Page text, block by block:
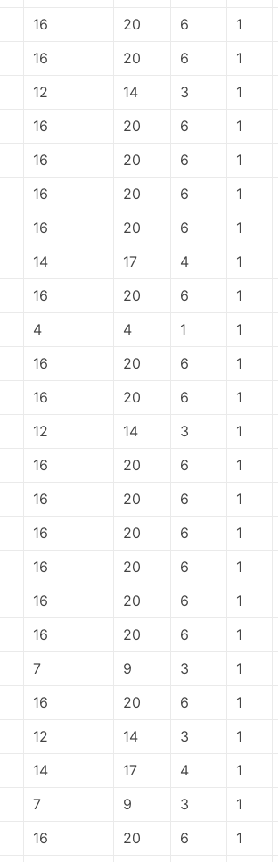
16 20 6 1
16 20 6 1
12 14 3 1
16 20 6 1
16 20 6 1
16 20 6 1
16 20 6 1
14 17 4 1
16 20 6 1
4 4 1 1
16 20 6 1
16 20 6 1
12 14 3 1
16 20 6 1
16 20 6 1
16 20 6 1
16 20 6 1
16 20 6 1
16 20 6 1
7 9 3 1
16 20 6 1
12 14 3 1
14 17 4 1
7 9 3 1
16 20 6 1